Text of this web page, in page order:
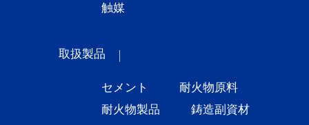
触媒
取扱製品
セメント
耐火物原料
耐火物製品
鋳造副資材